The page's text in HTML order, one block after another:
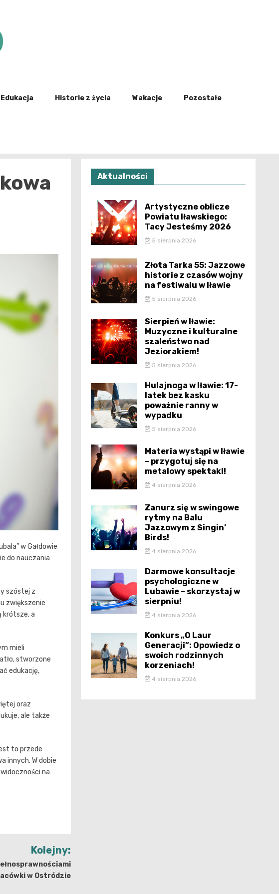
Edukacja Historie z życia Wakacje Pozostałe
w Gałdowie
do nauczania
szóstej z
zwiększenie
krótsze, a
mieli
stworzone
edukację,
oraz
ale także
to przede
innych. W dobie
na
Kolejny:
w Ostródzie
Aktualności
Artystyczne oblicze
Powiatu Iławskiego:
Tacy Jesteśmy 2026
5 sierpnia 2026
Złota Tarka 55: Jazzowe
historie z czasów wojny
na festiwalu w Iławie
5 sierpnia 2026
Sierpień w Iławie:
Muzyczne i kulturalne
szaleństwo nad
Jeziorakiem!
5 sierpnia 2026
Hulajnoga w Iławie: 17-
latek bez kasku
poważnie ranny w
wypadku
5 sierpnia 2026
Materia wystąpi w Iławie
– przygotuj się na
metalowy spektakl!
4 sierpnia 2026
Zanurz się w swingowe
rytmy na Balu
Jazzowym z Singin’
Birds!
4 sierpnia 2026
Darmowe konsultacje
psychologiczne w
Lubawie – skorzystaj w
sierpniu!
4 sierpnia 2026
Konkurs „O Laur
Generacji”: Opowiedz o
swoich rodzinnych
korzeniach!
4 sierpnia 2026